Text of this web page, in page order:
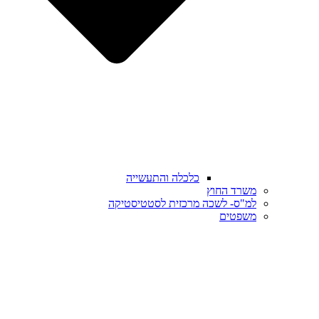
כלכלה והתעשייה
משרד החוץ
למ"ס- לשכה מרכזית לסטטיסטיקה
משפטים